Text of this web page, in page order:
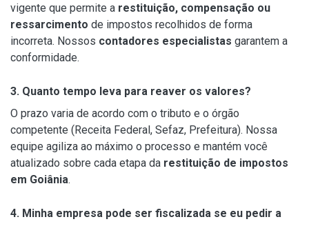
vigente que permite a restituição, compensação ou
ressarcimento de impostos recolhidos de forma
incorreta. Nossos contadores especialistas garantem a
conformidade.
3. Quanto tempo leva para reaver os valores?
O prazo varia de acordo com o tributo e o órgão
competente (Receita Federal, Sefaz, Prefeitura). Nossa
equipe agiliza ao máximo o processo e mantém você
atualizado sobre cada etapa da restituição de impostos
em Goiânia.
4. Minha empresa pode ser fiscalizada se eu pedir a